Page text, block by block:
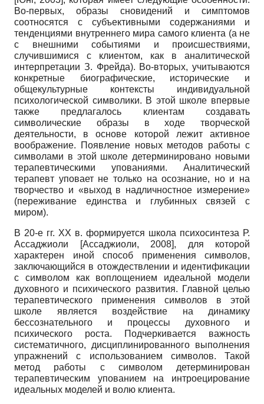
Во-первых, образы сновидений и симптомов
соотносятся с субъективными содержаниями и
тенденциями внутреннего мира самого клиента (а не
с внешними событиями и происшествиями,
случившимися с клиентом, как в аналитической
интерпретации З. Фрейда). Во-вторых, учитываются
конкретные биографические, исторические и
общекультурные контексты индивидуальной
психологической символики. В этой школе впервые
также предлагалось клиентам создавать
символические образы в ходе творческой
деятельности, в основе которой лежит активное
воображение. Появление новых методов работы с
символами в этой школе детерминировано новыми
терапевтическими упованиями. Аналитический
терапевт уповает не только на осознание, но и на
творчество и «выход в надличностное измерение»
(переживание единства и глубинных связей с
миром).
В 20-е гг. XX в. формируется школа психосинтеза Р.
Ассаджиоли [Ассаджиоли, 2008], для которой
характерен иной способ применения символов,
заключающийся в отождествлении и идентификации
с символом как воплощением идеальной модели
духовного и психического развития. Главной целью
терапевтического применения символов в этой
школе является воздействие на динамику
бессознательного и процессы духовного и
психического роста. Подчеркивается важность
систематичного, дисциплинированного выполнения
упражнений с использованием символов. Такой
метод работы с символом детерминирован
терапевтическим упованием на интроецирование
идеальных моделей и волю клиента.